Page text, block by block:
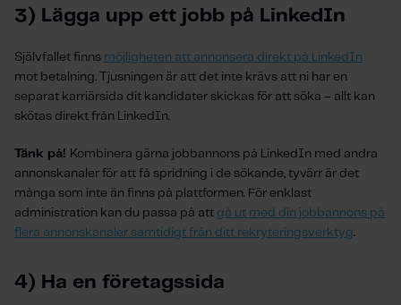
3) Lägga upp ett jobb på LinkedIn
Självfallet finns möjligheten att annonsera direkt på LinkedIn
mot betalning. Tjusningen är att det inte krävs att ni har en
separat karriärsida dit kandidater skickas för att söka – allt kan
skötas direkt från LinkedIn.
Tänk på! Kombinera gärna jobbannons på LinkedIn med andra
annonskanaler för att få spridning i de sökande, tyvärr är det
många som inte än finns på plattformen. För enklast
administration kan du passa på att gå ut med din jobbannons på
flera annonskanaler samtidigt från ditt rekryteringsverktyg.
4) Ha en företagssida